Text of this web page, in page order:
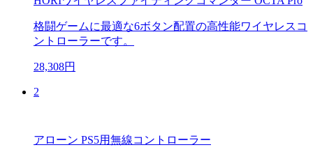
格闘ゲームに最適な6ボタン配置の高性能ワイヤレスコ
ントローラーです。
28,308円
2
アローン PS5用無線コントローラー